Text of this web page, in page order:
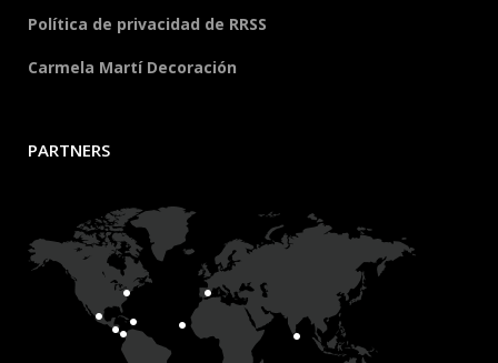
Política de privacidad de RRSS
Carmela Martí Decoración
PARTNERS